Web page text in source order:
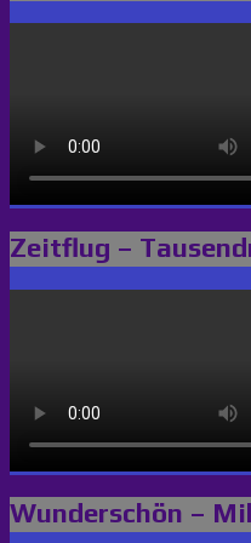
Zeitflug –
Wunderschön –